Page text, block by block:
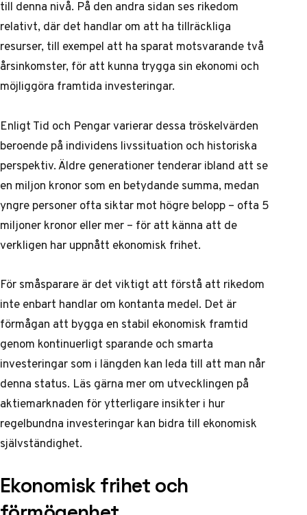
till denna nivå. På den andra sidan ses rikedom
relativt, där det handlar om att ha tillräckliga
resurser, till exempel att ha sparat motsvarande två
årsinkomster, för att kunna trygga sin ekonomi och
möjliggöra framtida investeringar.
EnligtTid och Pengarvarierar dessa tröskelvärden
beroende på individens livssituation och historiska
perspektiv. Äldre generationer tenderar ibland att se
en miljon kronor som en betydande summa, medan
yngre personer ofta siktar mot högre belopp – ofta 5
miljoner kronor eller mer – för att känna att de
verkligen har uppnått ekonomisk frihet.
För småsparare är det viktigt att förstå att rikedom
inte enbart handlar om kontanta medel. Det är
förmågan att bygga en stabil ekonomisk framtid
genom kontinuerligt sparande och smarta
investeringar som i längden kan leda till att man når
denna status. Läs gärna mer om utvecklingen på
aktiemarknaden för ytterligare insikter i hur
regelbundna investeringar kan bidra till ekonomisk
självständighet.
Ekonomisk frihet och